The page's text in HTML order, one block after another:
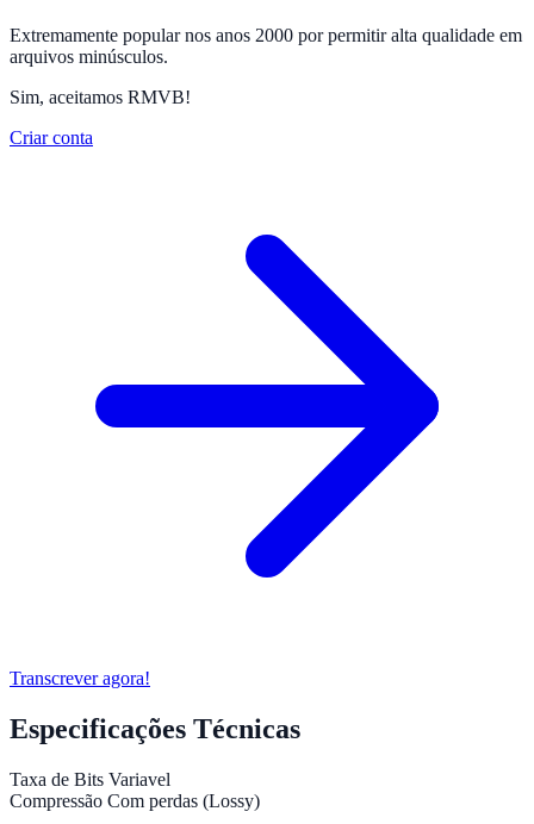
Extremamente popular nos anos 2000 por permitir alta qualidade em
arquivos minúsculos.
Sim, aceitamos RMVB!
Criar conta
Transcrever agora!
Especificações Técnicas
Taxa de Bits Variavel
Compressão Com perdas (Lossy)